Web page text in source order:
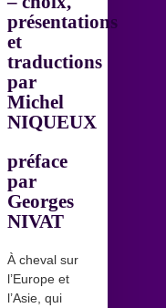
présentations
et
traductions
par
Michel
NIQUEUX
préface
par
Georges
NIVAT
À cheval sur
l’Europe et
l’Asie, qui